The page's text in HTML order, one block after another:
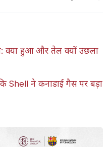
क्या हुआ और तेल क्यों उछला
Shell ने कनाडाई गैस पर बड़ा